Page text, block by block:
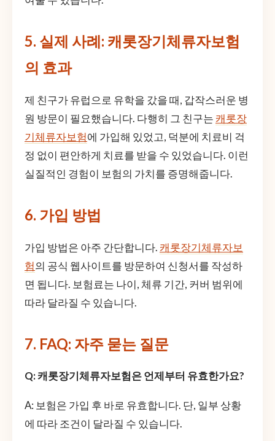
5. 실제 사례: 캐롯장기체류자보험
의 효과
제 친구가 유럽으로 유학을 갔을 때, 갑작스러운 병
원 방문이 필요했습니다. 다행히 그 친구는 캐롯장
기체류자보험에 가입해 있었고, 덕분에 치료비 걱
정 없이 편안하게 치료를 받을 수 있었습니다. 이런
실질적인 경험이 보험의 가치를 증명해줍니다.
6. 가입 방법
가입 방법은 아주 간단합니다. 캐롯장기체류자보
험의 공식 웹사이트를 방문하여 신청서를 작성하
면 됩니다. 보험료는 나이, 체류 기간, 커버 범위에
따라 달라질 수 있습니다.
7. FAQ: 자주 묻는 질문
Q: 캐롯장기체류자보험은 언제부터 유효한가요?
A: 보험은 가입 후 바로 유효합니다. 단, 일부 상황
에 따라 조건이 달라질 수 있습니다.